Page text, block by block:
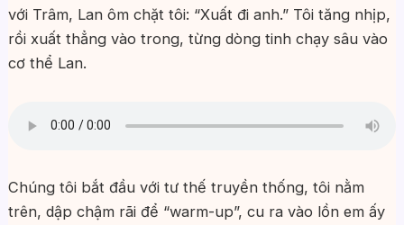
với Trâm, Lan ôm chặt tôi: “Xuất đi anh.” Tôi tăng nhịp,
rồi xuất thẳng vào trong, từng dòng tinh chạy sâu vào
cơ thể Lan.
Chúng tôi bắt đầu với tư thế truyền thống, tôi nằm
trên, dập chậm rãi để “warm-up”, cu ra vào lồn em ấy